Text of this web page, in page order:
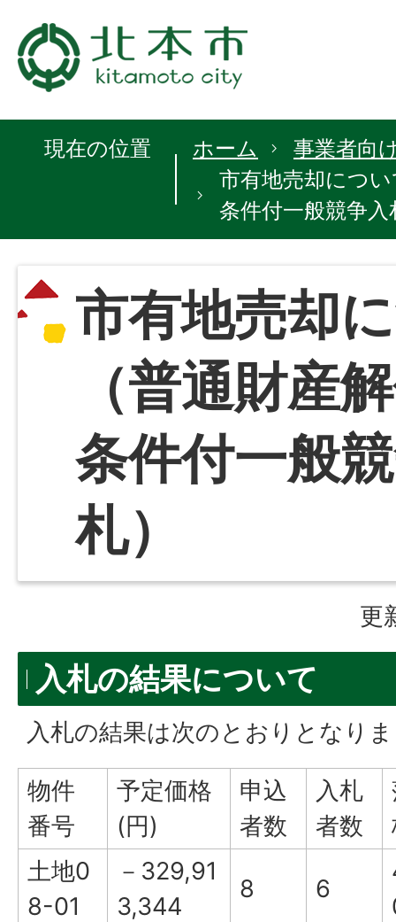
現在の位置 ホーム
事業者向
市有地売却につ
条件付一般競争入
市有地売却
（普通財産
条件付一般
札）
更
入札の結果について
入札の結果は次のとおりとなり
物件
番号
予定価格
(円)
申込
者数
入札
者数
土地0
8-01
－329,91
3,344
8 6